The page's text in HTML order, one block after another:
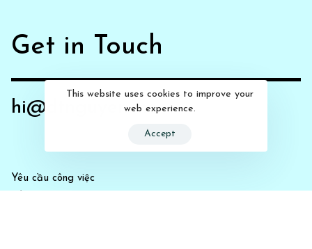
Get in Touch
hi@dtnguyen.me
Yêu cầu công việc
hi@dtnguyen.me
This website uses cookies to improve your
web experience.
Accept